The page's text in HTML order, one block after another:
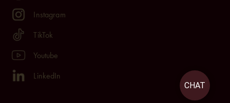
Instagram
TikTok
Youtube
LinkedIn
CHAT